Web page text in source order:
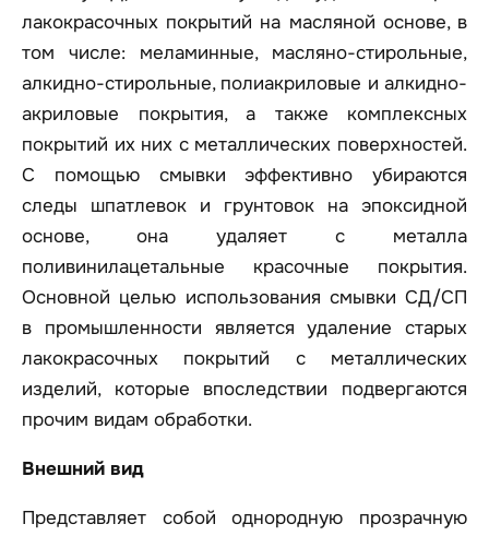
лакокрасочных покрытий на масляной основе, в
том числе: меламинные, масляно-стирольные,
алкидно-стирольные, полиакриловые и алкидно-
акриловые покрытия, а также комплексных
покрытий их них с металлических поверхностей.
С помощью смывки эффективно убираются
следы шпатлевок и грунтовок на эпоксидной
основе, она удаляет с металла
поливинилацетальные красочные покрытия.
Основной целью использования смывки СД/СП
в промышленности является удаление старых
лакокрасочных покрытий с металлических
изделий, которые впоследствии подвергаются
прочим видам обработки.
Внешний вид
Представляет собой однородную прозрачную